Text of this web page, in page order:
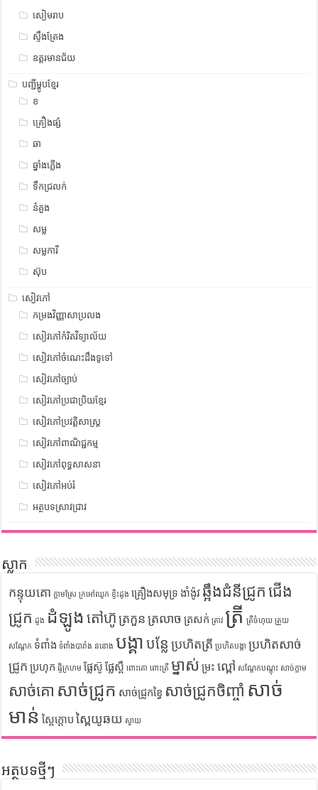
សៀមរាប
ស្ទឹង​​ត្រែង
ឧត្ដរមានជ័យ
បញ្ជីម្ហូបខ្មែរ
ខ
គ្រឿងផ្សំ
ឆា
ឆ្នាំងភ្លើង
ទឹកជ្រលក់
នំគួង
សម្ល
សម្លការី
ស៊ុប
សៀវភៅ
កម្រងវិញ្ញាសាប្រលង
សៀវភៅកំរិតវិទ្យាល័យ
សៀវភៅចំណេះដឹងទូទៅ
សៀវភៅច្បាប់
សៀវភៅប្រជាប្រិយខ្មែរ
សៀវភៅប្រវត្តិសាស្រ្ត
សៀវភៅពាណិជ្ជកម្ម
សៀវភៅពុទ្ធសាសនា
សៀវភៅអប់រំ
អត្ថបទស្រាវជ្រាវ
ស្លាក
កន្ទុយគោ ក្តាមស្រែ ក្រអៅឈូក ខ្ទិះដូង គ្រឿងសមុទ្រ ងាំង៉ូវ ឆ្អឹងជំនីជ្រូក ជើង
ជ្រូក ដូង ដំឡូង តៅហ៊ូ ត្រកួន ត្រលាច ត្រសក់ ត្រាវ ត្រី ត្រីចំហុយ ត្រួយ
សណ្តែក ទំពាំង ទំពាំងបារាំង ននោង បង្គា បន្លែ ប្រហិតត្រី ប្រហិតបង្គា ប្រហិតសាច់
ជ្រូក ប្រហុក ផ្ទីក្រហម ផ្លែស៊ូ ផ្លែស្ពឺ ពោះគោ ពោះត្រី ម្នាស់ ម្រះ ល្ពៅ សណ្តែកបណ្តុះ សាច់ក្តាម
សាច់គោ សាច់ជ្រូក សាច់ជ្រូកខ្វៃ សាច់ជ្រូកចិញ្ចាំ សាច់
មាន់ ស្ពៃក្តោប ស្ពៃយូឆយ ស្វាយ
អត្ថបទថ្មីៗ